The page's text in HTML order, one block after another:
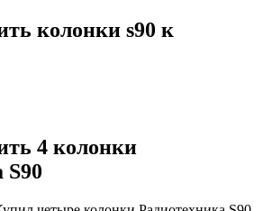
колонки s90 к
4 колонки
S90